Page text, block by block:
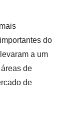
do
a um
de
de